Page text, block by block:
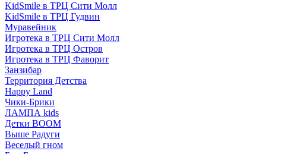
KidSmile в ТРЦ Сити Молл
KidSmile в ТРЦ Гудвин
Муравейник
Игротека в ТРЦ Сити Молл
Игротека в ТРЦ Остров
Игротека в ТРЦ Фаворит
Занзибар
Территория Детства
Happy Land
Чики-Брики
ЛАМПА kids
Детки BOOM
Выше Радуги
Веселый гном